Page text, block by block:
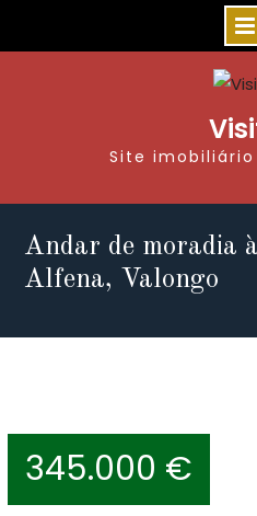
Site
Andar de moradia
Alfena, Valongo
345.000 €